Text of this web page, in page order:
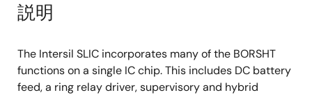
説明
The Intersil SLIC incorporates many of the BORSHT
functions on a single IC chip. This includes DC battery
feed, a ring relay driver, supervisory and hybrid